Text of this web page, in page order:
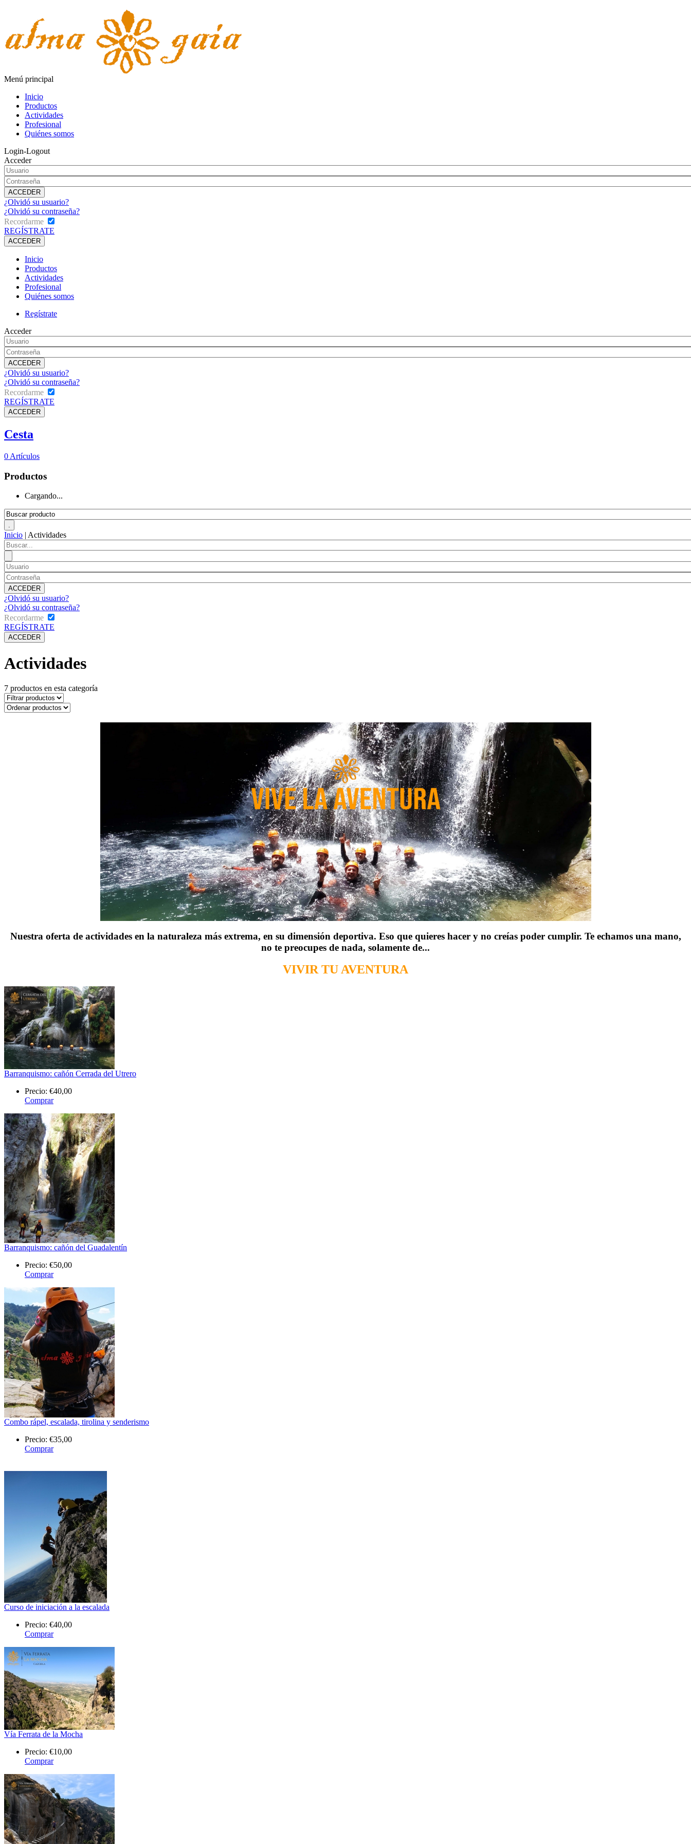
Menú principal
Inicio
Productos
Actividades
Profesional
Quiénes somos
Login-Logout
Acceder
¿Olvidó su usuario?
¿Olvidó su contraseña?
Recordarme
REGÍSTRATE
Inicio
Productos
Actividades
Profesional
Quiénes somos
Regístrate
Acceder
¿Olvidó su usuario?
¿Olvidó su contraseña?
Recordarme
REGÍSTRATE
Cesta
0 Artículos
Productos
Cargando...
Inicio | Actividades
¿Olvidó su usuario?
¿Olvidó su contraseña?
Recordarme
REGÍSTRATE
Actividades
7 productos en esta categoría
Nuestra oferta de actividades en la naturaleza más extrema, en su dimensión deportiva. Eso que quieres hacer y no creías poder cumplir. Te echamos una mano,
no te preocupes de nada, solamente de...
VIVIR TU AVENTURA
Barranquismo: cañón Cerrada del Utrero
Precio: €40,00
Comprar
Barranquismo: cañón del Guadalentín
Precio: €50,00
Comprar
Combo rápel, escalada, tirolina y senderismo
Precio: €35,00
Comprar
Curso de iniciación a la escalada
Precio: €40,00
Comprar
Vía Ferrata de la Mocha
Precio: €10,00
Comprar